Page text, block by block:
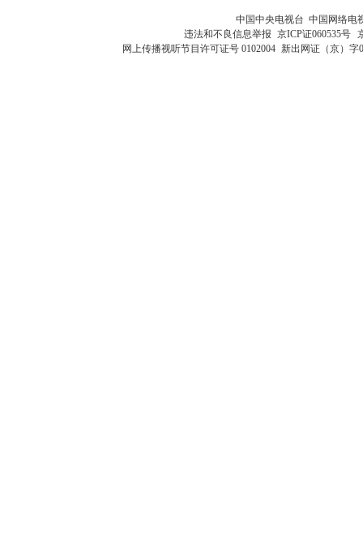
中国中央电视台 中国网络电
违法和不良信息举报 京ICP证060535号
网上传播视听节目许可证号 0102004 新出网证（京）